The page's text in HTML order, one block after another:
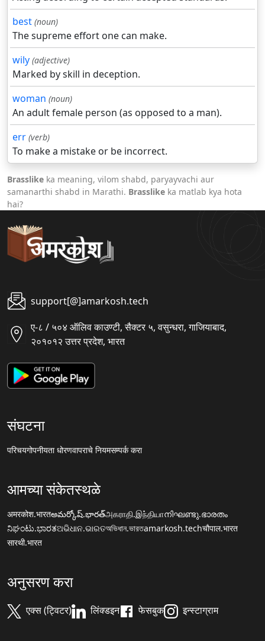
best (noun)
The supreme effort one can make.
wily (adjective)
Marked by skill in deception.
woman (noun)
An adult female person (as opposed to a man).
err (verb)
To make a mistake or be incorrect.
Brasslike ka meaning, vilom shabd, paryayvachi aur
samanarthi shabd in Marathi. Brasslike ka matlab kya hota
hai?
support[@]amarkosh.tech
ए-८ / ५०४ ऑलिव काउण्टी, सैक्टर ५, वसुन्धरा, गाजियाबाद,
२०१०१२ उत्तर प्रदेश, भारत
संघटना
परिचयगोपनीयता धोरणवापराचे नियमसम्पर्क करा
आमच्या संकेतस्थळे
अमरकोश.भारतఅమర్కోష్.భారత్அகராதி.இந்தியாനിഘണ്ടു.ഭാരതം
ನಿಘಂಟು.ಭಾರತଅଭିଧାନ.ଭାରତঅভিধান.ভারতamarkosh.techचौपाल.भारत
सारथी.भारत
अनुसरण करा
एक्स (ट्विटर) लिंक्डइन फेसबुक इन्स्टाग्राम